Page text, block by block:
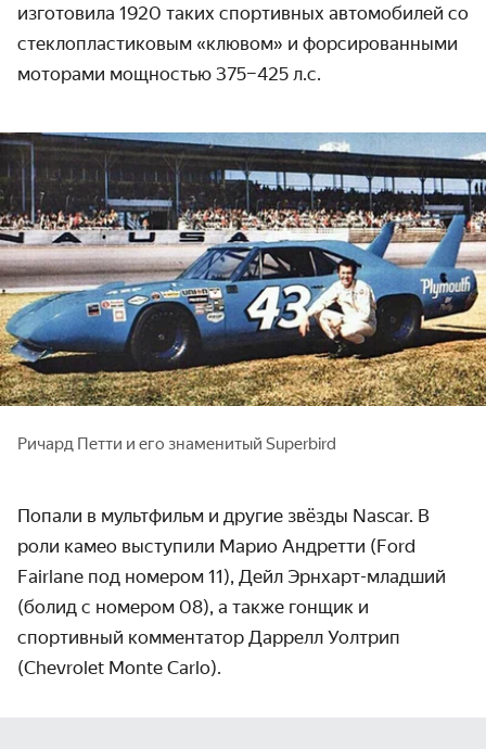
изготовила 1920 таких спортивных автомобилей со
стеклопластиковым «клювом» и форсированными
моторами мощностью 375–425 л.с.
Ричард Петти и его знаменитый Superbird
Попали в мультфильм и другие звёзды Nascar. В
роли камео выступили Марио Андретти (Ford
Fairlane под номером 11), Дейл Эрнхарт-младший
(болид с номером 08), а также гонщик и
спортивный комментатор Даррелл Уолтрип
(Chevrolet Monte Carlo).